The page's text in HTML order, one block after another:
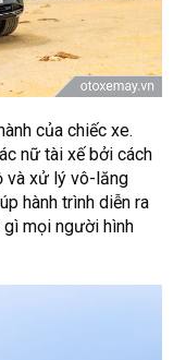
của chiếc xe.
nữ tài xế bởi cách
và xử lý vô-lăng
hành trình diễn ra
gì mọi người hình